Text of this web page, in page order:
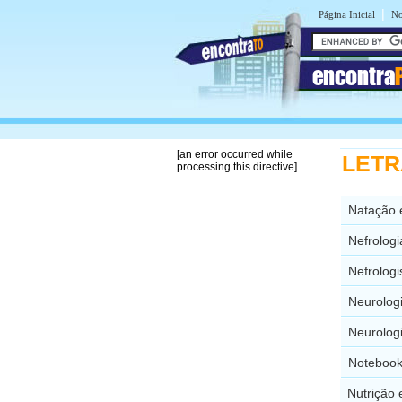
Página Inicial |
encontra
[an error occurred while
processing this directive]
Natação
Nutrição